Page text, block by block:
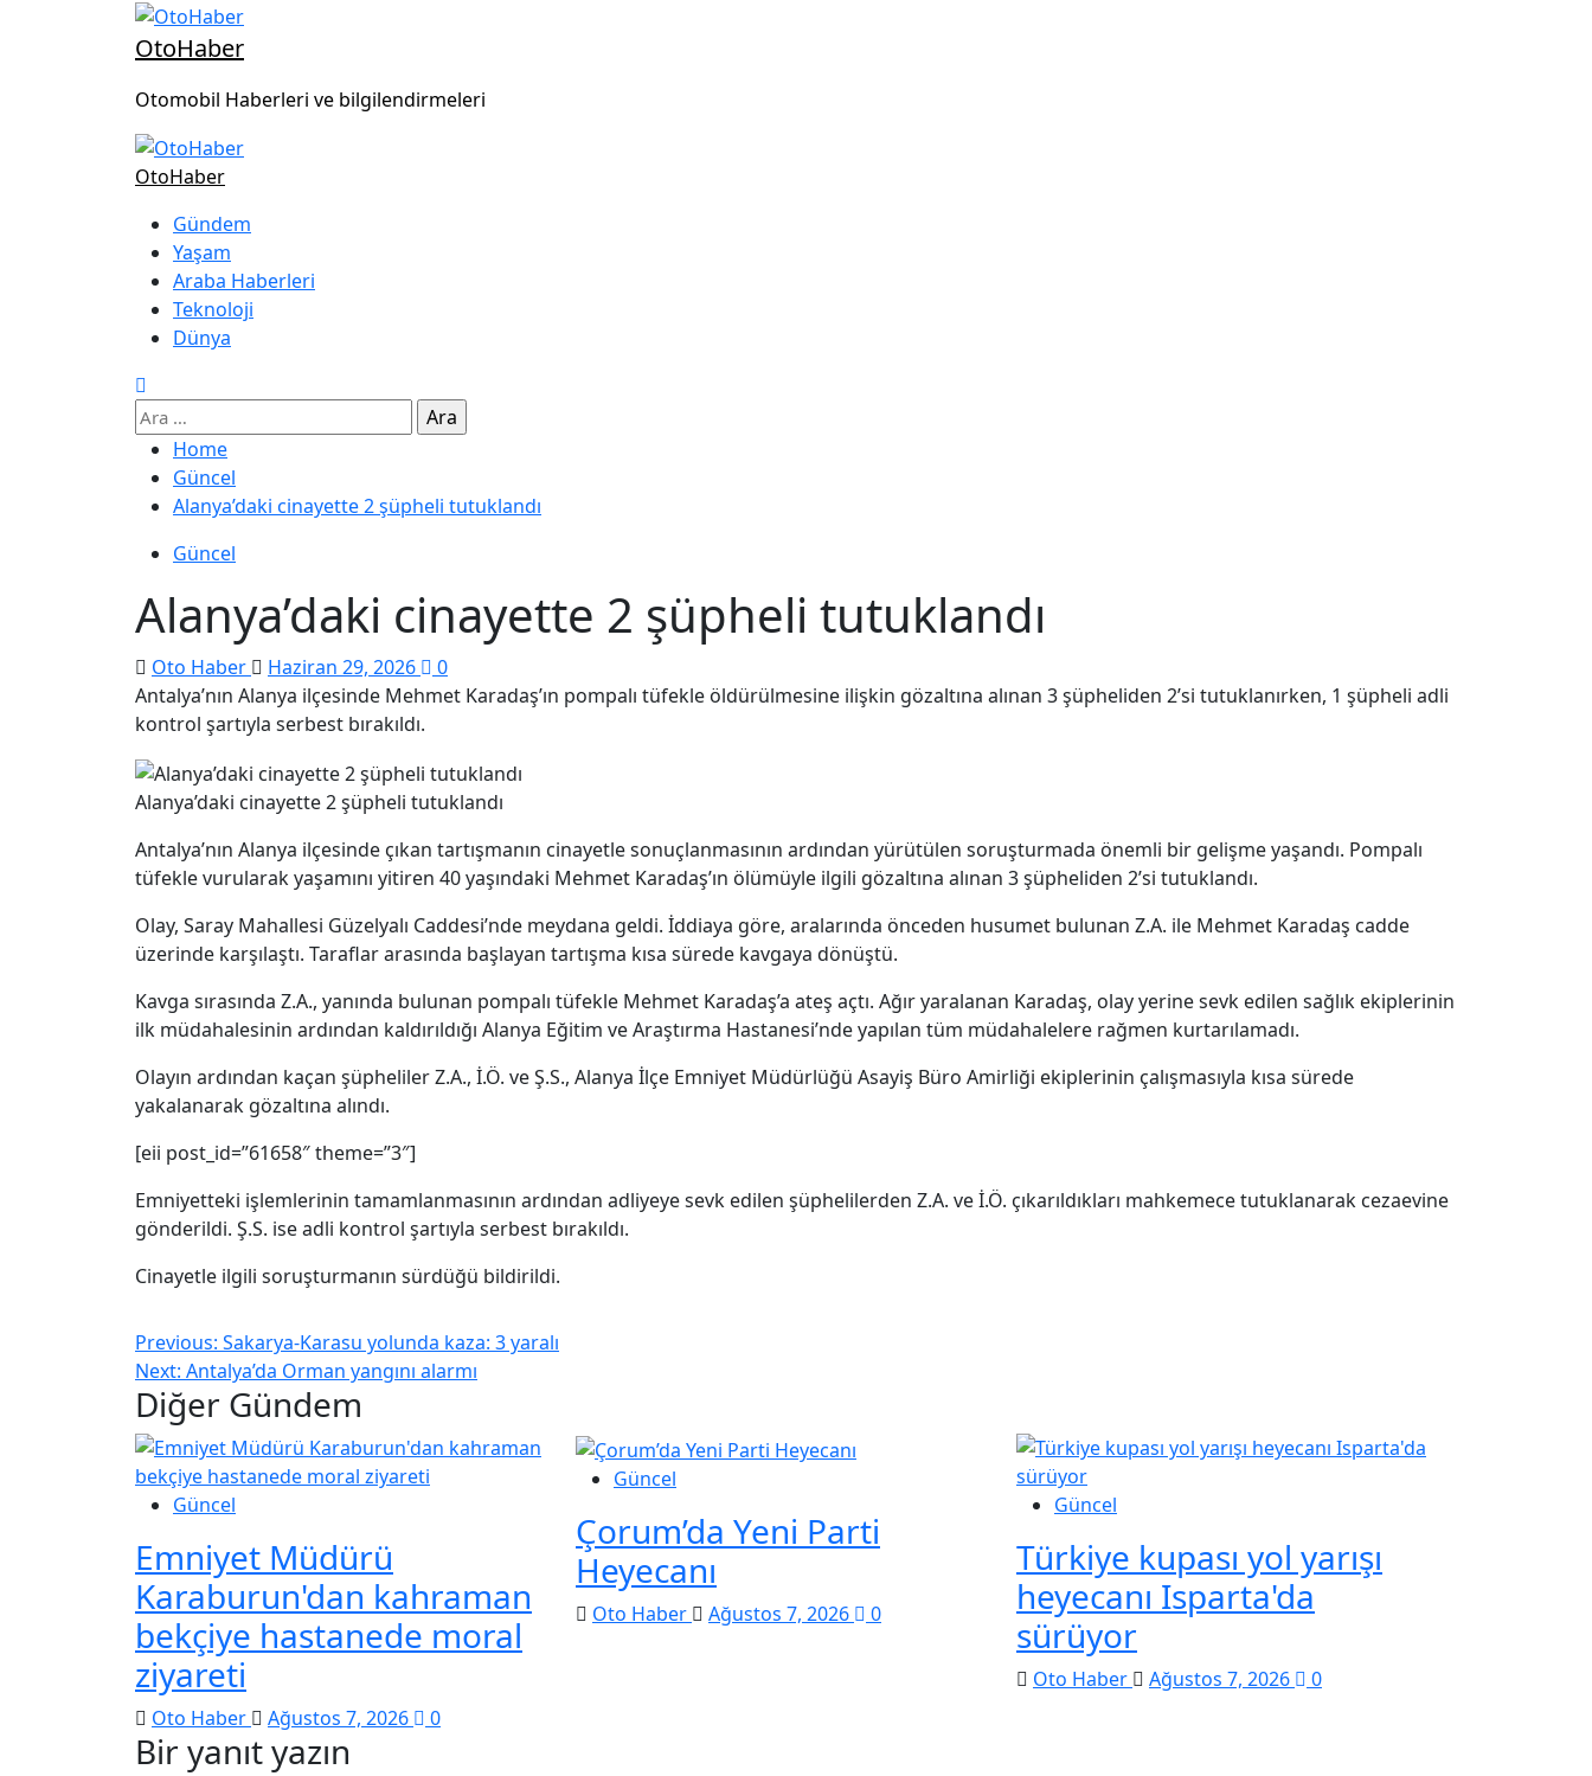
OtoHaber
Otomobil Haberleri ve bilgilendirmeleri
OtoHaber
Gündem
Yaşam
Araba Haberleri
Teknoloji
Dünya
Home
Güncel
Alanya’daki cinayette 2 şüpheli tutuklandı
Güncel
Alanya’daki cinayette 2 şüpheli tutuklandı
Oto Haber Haziran 29, 2026
0
Antalya’nın Alanya ilçesinde Mehmet Karadaş’ın pompalı tüfekle öldürülmesine ilişkin gözaltına alınan 3 şüpheliden 2’si tutuklanırken, 1 şüpheli adli
kontrol şartıyla serbest bırakıldı.
Alanya’daki cinayette 2 şüpheli tutuklandı
Antalya’nın Alanya ilçesinde çıkan tartışmanın cinayetle sonuçlanmasının ardından yürütülen soruşturmada önemli bir gelişme yaşandı. Pompalı
tüfekle vurularak yaşamını yitiren 40 yaşındaki Mehmet Karadaş’ın ölümüyle ilgili gözaltına alınan 3 şüpheliden 2’si tutuklandı.
Olay, Saray Mahallesi Güzelyalı Caddesi’nde meydana geldi. İddiaya göre, aralarında önceden husumet bulunan Z.A. ile Mehmet Karadaş cadde
üzerinde karşılaştı. Taraflar arasında başlayan tartışma kısa sürede kavgaya dönüştü.
Kavga sırasında Z.A., yanında bulunan pompalı tüfekle Mehmet Karadaş’a ateş açtı. Ağır yaralanan Karadaş, olay yerine sevk edilen sağlık ekiplerinin
ilk müdahalesinin ardından kaldırıldığı Alanya Eğitim ve Araştırma Hastanesi’nde yapılan tüm müdahalelere rağmen kurtarılamadı.
Olayın ardından kaçan şüpheliler Z.A., İ.Ö. ve Ş.S., Alanya İlçe Emniyet Müdürlüğü Asayiş Büro Amirliği ekiplerinin çalışmasıyla kısa sürede
yakalanarak gözaltına alındı.
[eii post_id=”61658″ theme=”3″]
Emniyetteki işlemlerinin tamamlanmasının ardından adliyeye sevk edilen şüphelilerden Z.A. ve İ.Ö. çıkarıldıkları mahkemece tutuklanarak cezaevine
gönderildi. Ş.S. ise adli kontrol şartıyla serbest bırakıldı.
Cinayetle ilgili soruşturmanın sürdüğü bildirildi.
Previous: Sakarya-Karasu yolunda kaza: 3 yaralı
Next: Antalya’da Orman yangını alarmı
Diğer Gündem
Güncel
Emniyet Müdürü
Karaburun'dan kahraman
bekçiye hastanede moral
ziyareti
Oto Haber Ağustos 7, 2026 0
Güncel
Çorum’da Yeni Parti
Heyecanı
Oto Haber Ağustos 7, 2026 0
Güncel
Türkiye kupası yol yarışı
heyecanı Isparta'da
sürüyor
Oto Haber Ağustos 7, 2026 0
Bir yanıt yazın